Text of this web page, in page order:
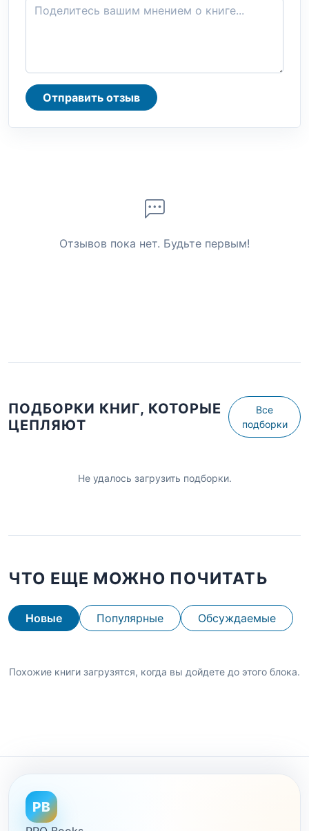
Отправить отзыв
Отзывов пока нет. Будьте первым!
ПОДБОРКИ КНИГ, КОТОРЫЕ
ЦЕПЛЯЮТ
Все
подборки
Не удалось загрузить подборки.
ЧТО ЕЩЕ МОЖНО ПОЧИТАТЬ
Новые Популярные Обсуждаемые
Похожие книги загрузятся, когда вы дойдете до этого блока.
PB